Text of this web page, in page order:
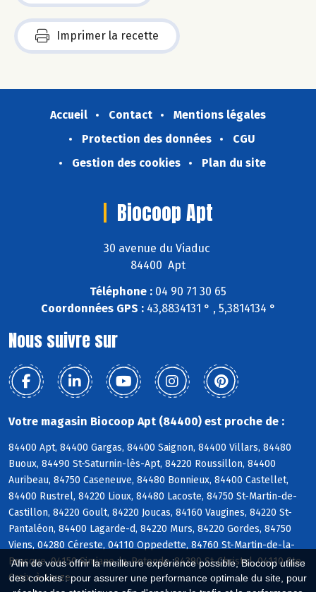
Afin de vous offrir la meilleure expérience possible, Biocoop utilise
des cookies : pour assurer une performance optimale du site, pour
Imprimer la recette
Accueil Contact
Mentions légales
Protection des données
CGU
Gestion des cookies
Plan du site
Biocoop Apt
30 avenue du Viaduc
84400 Apt
Téléphone : 04 90 71 30 65
Coordonnées GPS :43,8834131 ° , 5,3814134 °
Nous suivre sur
Votre magasin Biocoop Apt (84400) est proche de :
84400 Apt, 84400 Gargas, 84400 Saignon, 84400 Villars, 84480
Buoux, 84490 St-Saturnin-lès-Apt, 84220 Roussillon, 84400
Auribeau, 84750 Caseneuve, 84480 Bonnieux, 84400 Castellet,
84400 Rustrel, 84220 Lioux, 84480 Lacoste, 84750 St-Martin-de-
Castillon, 84220 Goult, 84220 Joucas, 84160 Vaugines, 84220 St-
Pantaléon, 84400 Lagarde-d, 84220 Murs, 84220 Gordes, 84750
Viens, 04280 Céreste, 04110 Oppedette, 84760 St-Martin-de-la-
Brasque, 04150 Simiane-la-Rotonde, 84390 St-Christol, 04110 Ste-
Croix-à-Lauze